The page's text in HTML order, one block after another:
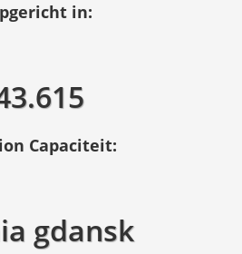
in:
Capaciteit:
gdansk